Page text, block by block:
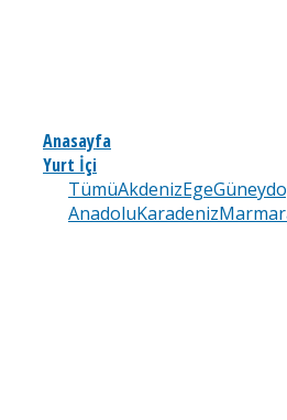
Anasayfa
Yurt İçi
TümüAkdenizEge
AnadoluKaradeniz